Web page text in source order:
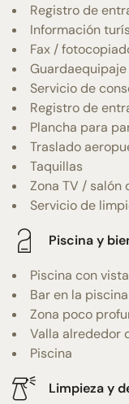
Registro de
Información
Fax /
Guardaequipaje
Servicio de
Registro de
Plancha para
Traslado
Taquillas
Zona TV /
Servicio de
Piscina y
Piscina con
Bar en la piscina
Zona poco
Valla alrededor
Piscina
Limpieza y